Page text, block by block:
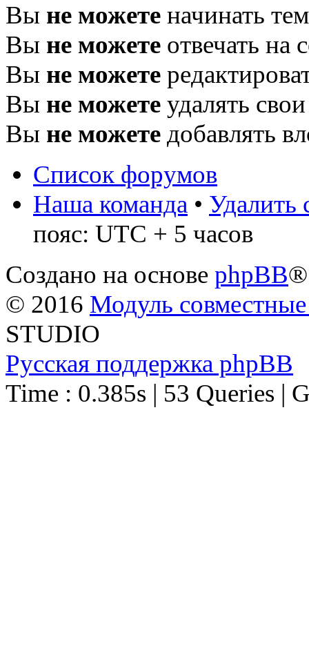
Вы не можете начинать
Вы не можете отвечать на
Вы не можете
Вы не можете удалять
Вы не можете добавлять
Список форумов
Наша команда • Удалить
пояс: UTC + 5 часов
Создано на основе phpBB®
© 2016 Модуль
STUDIO
Русская поддержка phpBB
Time : 0.385s | 53 Queries |